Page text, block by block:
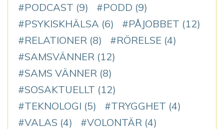
PODCAST (9) PODD (9)
PSYKISKHÄLSA (6) PÅJOBBET (12)
RELATIONER (8) RÖRELSE (4)
SAMSVÄNNER (12)
SAMS VÄNNER (8)
SOSAKTUELLT (12)
TEKNOLOGI (5) TRYGGHET (4)
VALAS (4) VOLONTÄR (4)